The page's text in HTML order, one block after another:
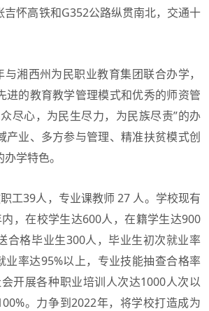
吉怀高铁和G352公路纵贯南北，交通十
西州为民职业教育集团联合办学，
进的教育教学管理模式和优秀的师资管
尽心，为民生尽力，为民族尽责”的办
产业、多方参与管理、精准扶贫模式创
学特色。
39人，专业课教师 27 人。学校现有
，在校学生达600人，在籍学生达900
合格毕业生300人，毕业生初次就业率
业率达95%以上，专业技能抽查合格率
开展各种职业培训人次达1000人次以
。力争到2022年，将学校打造成为